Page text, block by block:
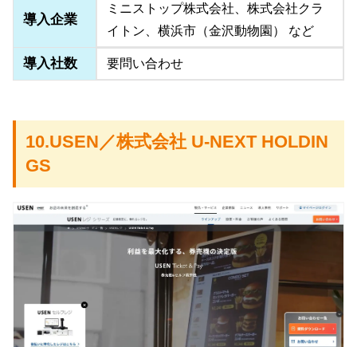
導入企業
ミニストップ株式会社、株式会社クラ
イトン、横浜市（金沢動物園） など
導入社数 要問い合わせ
10.USEN／株式会社 U-NEXT HOLDIN
GS